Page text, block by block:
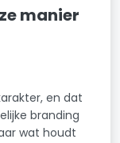
manier
en dat
branding
wat houdt